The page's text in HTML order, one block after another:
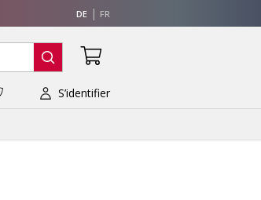
DE FR
S’identifier